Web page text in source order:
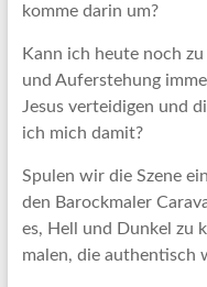
komme darin um?
Kann ich heute noch zu
und Auferstehung
Jesus verteidigen und
ich mich damit?
Spulen wir die Szene
den Barockmaler
es, Hell und Dunkel zu
malen, die authentisch